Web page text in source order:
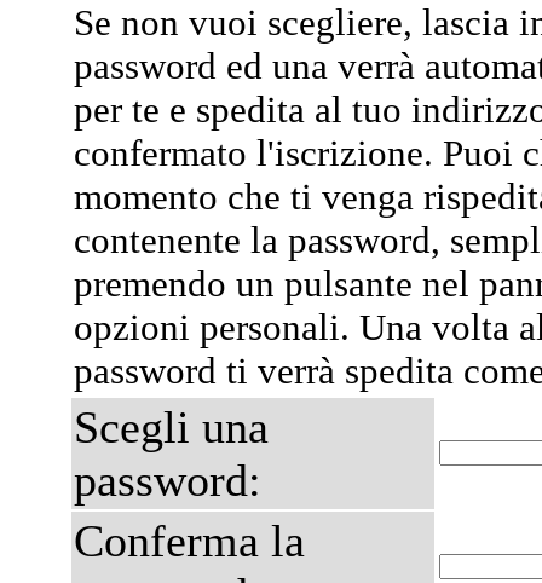
Se non vuoi scegliere, lascia
password ed una verrà
per te e spedita al tuo
confermato l'iscrizione. Puoi
momento che ti venga
contenente la password,
premendo un pulsante nel
opzioni personali. Una volta
password ti verrà spedita
Scegli una
password:
Conferma la